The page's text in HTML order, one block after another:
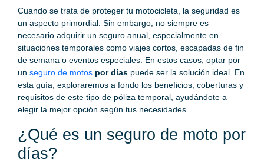
Cuando se trata de proteger tu motocicleta, la seguridad es
un aspecto primordial. Sin embargo, no siempre es
necesario adquirir un seguro anual, especialmente en
situaciones temporales como viajes cortos, escapadas de fin
de semana o eventos especiales. En estos casos, optar por
un seguro de motos por días puede ser la solución ideal. En
esta guía, exploraremos a fondo los beneficios, coberturas y
requisitos de este tipo de póliza temporal, ayudándote a
elegir la mejor opción según tus necesidades.
¿Qué es un seguro de moto por
días?